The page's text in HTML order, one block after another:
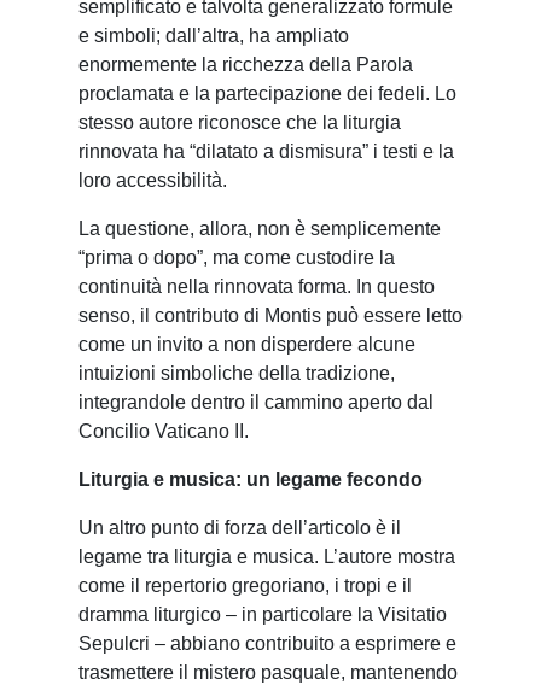
semplificato e talvolta generalizzato formule
e simboli; dall’altra, ha ampliato
enormemente la ricchezza della Parola
proclamata e la partecipazione dei fedeli. Lo
stesso autore riconosce che la liturgia
rinnovata ha “dilatato a dismisura” i testi e la
loro accessibilità.
La questione, allora, non è semplicemente
“prima o dopo”, ma come custodire la
continuità nella rinnovata forma. In questo
senso, il contributo di Montis può essere letto
come un invito a non disperdere alcune
intuizioni simboliche della tradizione,
integrandole dentro il cammino aperto dal
Concilio Vaticano II.
Liturgia e musica: un legame fecondo
Un altro punto di forza dell’articolo è il
legame tra liturgia e musica. L’autore mostra
come il repertorio gregoriano, i tropi e il
dramma liturgico – in particolare la Visitatio
Sepulcri – abbiano contribuito a esprimere e
trasmettere il mistero pasquale, mantenendo